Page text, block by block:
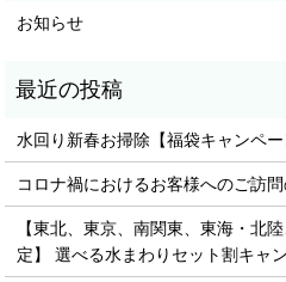
お知らせ
水回り新春お掃除【福袋キャンペー
コロナ禍におけるお客様へのご訪
【東北、東京、南関東、東海・北
定】 選べる水まわりセット割キャ